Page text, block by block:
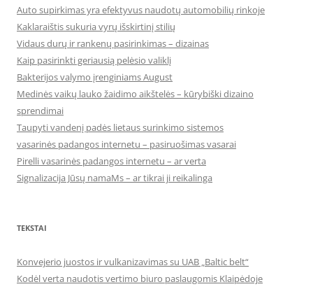
Auto supirkimas yra efektyvus naudotų automobilių rinkoje
Kaklaraištis sukuria vyrų išskirtinį stilių
Vidaus durų ir rankenų pasirinkimas – dizainas
Kaip pasirinkti geriausią pelėsio valiklį
Bakterijos valymo įrenginiams August
Medinės vaikų lauko žaidimo aikštelės – kūrybiški dizaino
sprendimai
Taupyti vandenį padės lietaus surinkimo sistemos
vasarinės padangos internetu – pasiruošimas vasarai
Pirelli vasarinės padangos internetu – ar verta
Signalizacija Jūsų namaMs – ar tikrai ji reikalinga
TEKSTAI
Konvejerio juostos ir vulkanizavimas su UAB „Baltic belt“
Kodėl verta naudotis vertimo biuro paslaugomis Klaipėdoje